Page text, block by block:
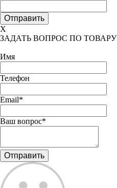
X
ЗАДАТЬ ВОПРОС ПО ТОВАРУ
Имя
Телефон
Email*
Ваш вопрос*